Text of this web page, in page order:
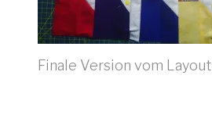
Finale Version vom Layout